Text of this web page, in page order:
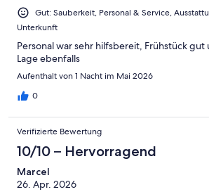
Ungenügend
Gut: Sauberkeit, Personal & Service,
Unterkunft
Personal war sehr hilfsbereit, Frühstück gut
Lage ebenfalls
Aufenthalt von 1 Nacht im Mai 2026
0
Verifizierte Bewertung
10/10 – Hervorragend
Marcel
26. Apr. 2026